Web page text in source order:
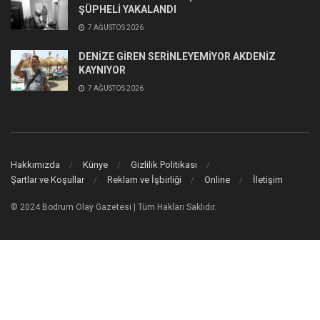
ŞÜPHELİ YAKALANDI
7 AĞUSTOS 2026
DENİZE GİREN SERİNLEYEMİYOR AKDENİZ
KAYNIYOR
7 AĞUSTOS 2026
Hakkımızda Künye
Gizlilik Politikası
Şartlar ve Koşullar
Reklam ve İşbirliği Online İletişim
© 2024 Bodrum Olay Gazetesi | Tüm Hakları Saklıdır.